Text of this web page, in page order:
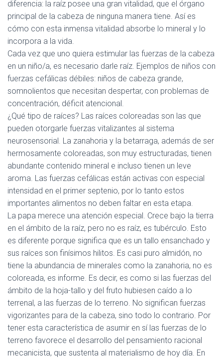
diferencia: la raíz posee una gran vitalidad, que el órgano
principal de la cabeza de ninguna manera tiene. Así es
cómo con esta inmensa vitalidad absorbe lo mineral y lo
incorpora a la vida.
Cada vez que uno quiera estimular las fuerzas de la cabeza
en un niño/a, es necesario darle raíz. Ejemplos de niños con
fuerzas cefálicas débiles: niños de cabeza grande,
somnolientos que necesitan despertar, con problemas de
concentración, déficit atencional.
¿Qué tipo de raíces? Las raíces coloreadas son las que
pueden otorgarle fuerzas vitalizantes al sistema
neurosensorial. La zanahoria y la betarraga, además de ser
hermosamente coloreadas, son muy estructuradas, tienen
abundante contenido mineral e incluso tienen un leve
aroma. Las fuerzas cefálicas están activas con especial
intensidad en el primer septenio, por lo tanto estos
importantes alimentos no deben faltar en esta etapa.
La papa merece una atención especial. Crece bajo la tierra
en el ámbito de la raíz, pero no es raíz, es tubérculo. Esto
es diferente porque significa que es un tallo ensanchado y
sus raíces son finísimos hilitos. Es casi puro almidón, no
tiene la abundancia de minerales como la zanahoria, no es
coloreada, es informe. Es decir, es como si las fuerzas del
ámbito de la hoja-tallo y del fruto hubiesen caído a lo
terrenal, a las fuerzas de lo terreno. No significan fuerzas
vigorizantes para de la cabeza, sino todo lo contrario. Por
tener esta característica de asumir en sí las fuerzas de lo
terreno favorece el desarrollo del pensamiento racional
mecanicista, que sustenta al materialismo de hoy día. En